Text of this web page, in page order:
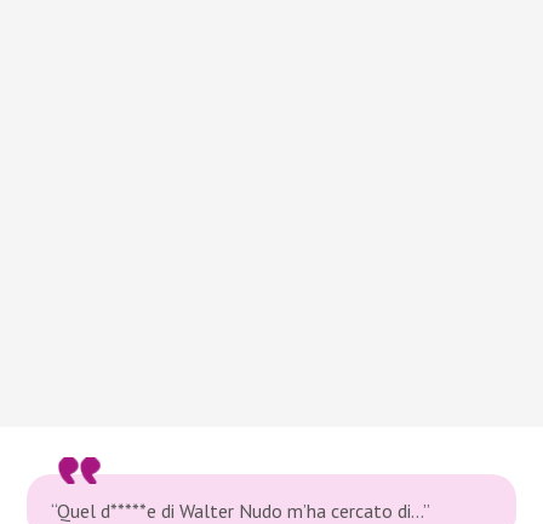
“Quel d*****e di Walter Nudo m’ha cercato di…”